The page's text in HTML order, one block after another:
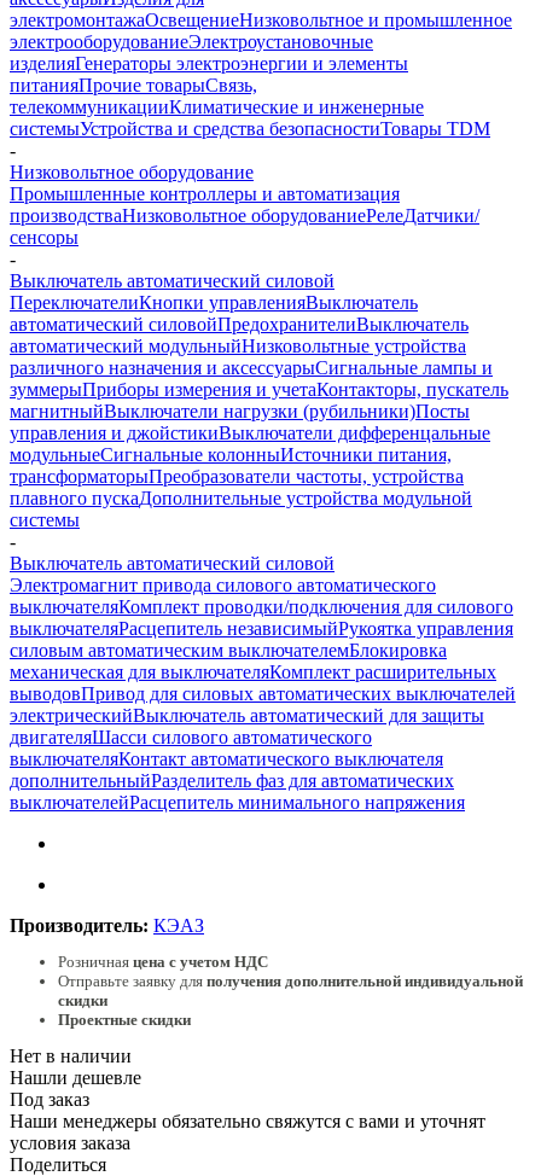
электромонтажаОсвещениеНизковольтное и промышленное
электрооборудованиеЭлектроустановочные
изделияГенераторы электроэнергии и элементы
питанияПрочие товарыСвязь,
телекоммуникацииКлиматические и инженерные
системыУстройства и средства безопасностиТовары TDM
-
Низковольтное оборудование
Промышленные контроллеры и автоматизация
производстваНизковольтное оборудованиеРелеДатчики/
сенсоры
-
Выключатель автоматический силовой
ПереключателиКнопки управленияВыключатель
автоматический силовойПредохранителиВыключатель
автоматический модульныйНизковольтные устройства
различного назначения и аксессуарыСигнальные лампы и
зуммерыПриборы измерения и учетаКонтакторы, пускатель
магнитныйВыключатели нагрузки (рубильники)Посты
управления и джойстикиВыключатели дифференцальные
модульныеСигнальные колонныИсточники питания,
трансформаторыПреобразователи частоты, устройства
плавного пускаДополнительные устройства модульной
системы
-
Выключатель автоматический силовой
Электромагнит привода силового автоматического
выключателяКомплект проводки/подключения для силового
выключателяРасцепитель независимыйРукоятка управления
силовым автоматическим выключателемБлокировка
механическая для выключателяКомплект расширительных
выводовПривод для силовых автоматических выключателей
электрическийВыключатель автоматический для защиты
двигателяШасси силового автоматического
выключателяКонтакт автоматического выключателя
дополнительныйРазделитель фаз для автоматических
выключателейРасцепитель минимального напряжения
Производитель: КЭАЗ
Розничная цена с учетом НДС
Отправьте заявку для получения дополнительной индивидуальной
скидки
Проектные скидки
Нет в наличии
Нашли дешевле
Под заказ
Наши менеджеры обязательно свяжутся с вами и уточнят
условия заказа
Поделиться